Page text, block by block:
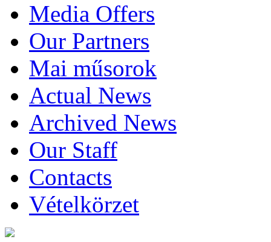
Media Offers
Our Partners
Mai műsorok
Actual News
Archived News
Our Staff
Contacts
Vételkörzet